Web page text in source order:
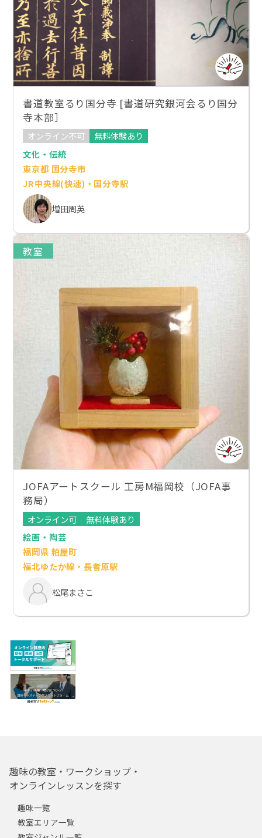
書道教室るり国分寺 [書道研究銀河会るり国分
寺本部］
オンライン不可
無料体験あり
文化・伝統
東京都 国分寺市
JR中央線(快速)・国分寺駅
増田周英
教室
JOFAアートスクール 工房M福岡校（JOFA事
務局）
オンライン可
無料体験あり
絵画・陶芸
福岡県 粕屋町
福北ゆたか線・長者原駅
松尾まさこ
趣味の教室・ワークショップ・
オンラインレッスンを探す
趣味一覧
教室エリア一覧